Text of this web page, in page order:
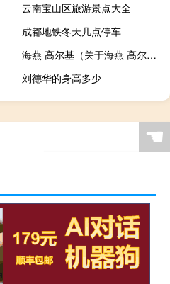
云南宝山区旅游景点大全
成都地铁冬天几点停车
海燕 高尔基（关于海燕 高尔基的介绍）
刘德华的身高多少
☚